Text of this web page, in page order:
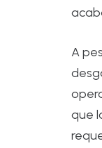
A
que